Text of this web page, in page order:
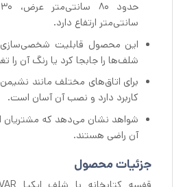
سانتی‌متر ارتفاع دارد.
این محصول قابلیت شخصی‌سازی
شلف‌ها را جابجا کرد یا رنگ آن را
برای اتاق‌های مختلف مانند
کاربرد دارد و نصب آن آسان است.
شواهد نشان می‌دهد که مشتریان
آن راضی هستند.
جزئیات محصول